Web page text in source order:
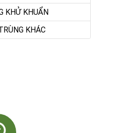
KHỬ KHUẨN
KHÁC